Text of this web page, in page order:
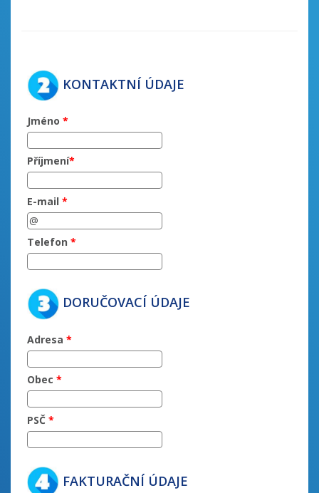
KONTAKTNÍ ÚDAJE
Jméno *
Příjmení*
E-mail *
Telefon *
DORUČOVACÍ ÚDAJE
Adresa *
Obec *
PSČ *
FAKTURAČNÍ ÚDAJE